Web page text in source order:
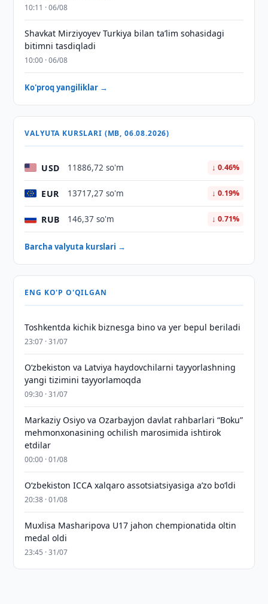
10:11 · 06/08
Shavkat Mirziyoyev Turkiya bilan taʼlim sohasidagi
bitimni tasdiqladi
10:00 · 06/08
Ko'proq yangiliklar →
VALYUTA KURSLARI (MB, 06.08.2026)
USD 11886,72 so'm ↓ 0.46%
EUR 13717,27 so'm ↓ 0.19%
RUB 146,37 so'm ↓ 0.71%
Barcha valyuta kurslari →
ENG KO'P O'QILGAN
Toshkentda kichik biznesga bino va yer bepul beriladi
23:07 · 31/07
Oʻzbekiston va Latviya haydovchilarni tayyorlashning
yangi tizimini tayyorlamoqda
09:30 · 31/07
Markaziy Osiyo va Ozarbayjon davlat rahbarlari “Boku”
mehmonxonasining ochilish marosimida ishtirok
etdilar
00:00 · 01/08
O‘zbekiston ICCA xalqaro assotsiatsiyasiga aʼzo bo‘ldi
20:38 · 01/08
Muxlisa Masharipova U17 jahon chempionatida oltin
medal oldi
23:45 · 31/07